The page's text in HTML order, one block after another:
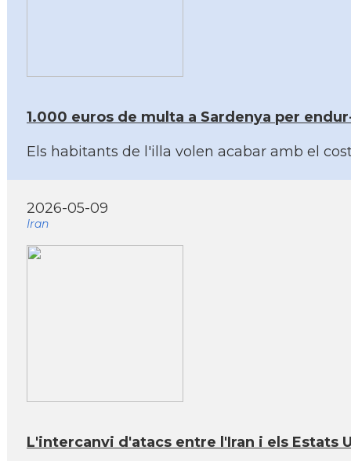
1.000 euros de multa a Sardenya per
Els habitants de l'illa volen acabar amb el
2026-05-09
Iran
L'intercanvi d'atacs entre l'Iran i els